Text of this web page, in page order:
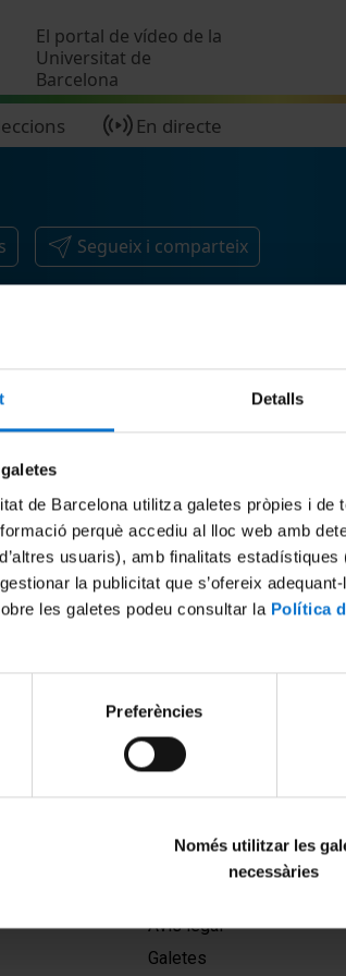
Detalls
de Barcelona utilitza galetes pròpies i
perquè accediu al lloc web amb
usuaris), amb finalitats
la publicitat que s’ofereix
les galetes podeu consultar la Política
Preferències
Només utilitzar les
necessàries
El portal de vídeo de la
Universitat de
Barcelona
En directe
Segueix i comparteix
cuantifica las pérdidas
causadas por la
de las mujeres en el
Avís legal
Galetes